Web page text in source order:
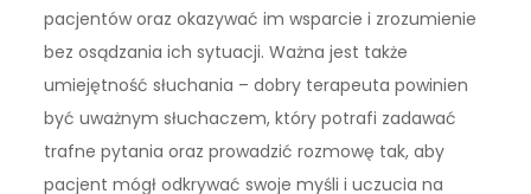
pacjentów oraz okazywać im wsparcie i zrozumienie
bez osądzania ich sytuacji. Ważna jest także
umiejętność słuchania – dobry terapeuta powinien
być uważnym słuchaczem, który potrafi zadawać
trafne pytania oraz prowadzić rozmowę tak, aby
pacjent mógł odkrywać swoje myśli i uczucia na